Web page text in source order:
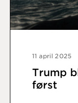
11 april 2025
Trump
først